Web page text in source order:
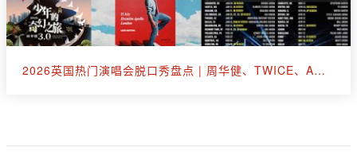
2026英国热门演唱会脱口秀盘点 | 周华健、TWICE、A妹、断眉、王嘉尔